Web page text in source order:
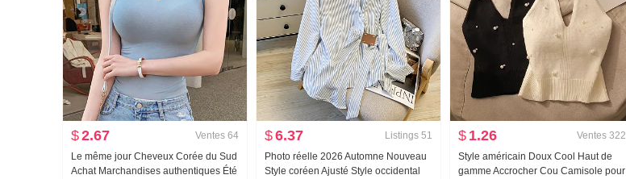
$2.67 Ventes 64
Le même jour Cheveux Corée du Sud
Achat Marchandises authentiques Été
$6.37 Listings 51
Photo réelle 2026 Automne Nouveau
Style coréen Ajusté Style occidental
$ 1.26 Ventes 322
Style américain Doux Cool Haut de
gamme Accrocher Cou Camisole pour